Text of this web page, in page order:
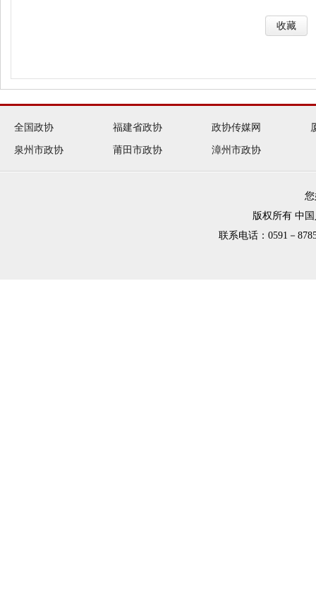
收藏
全国政协 福建省政协 政协传媒网
泉州市政协 莆田市政协 漳州市政协
版权所有 中
联系电话：0591－